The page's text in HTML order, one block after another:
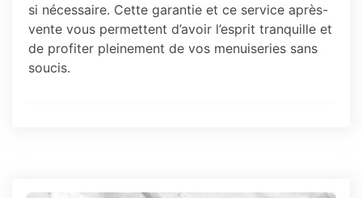
si nécessaire. Cette garantie et ce service après-
vente vous permettent d’avoir l’esprit tranquille et
de profiter pleinement de vos menuiseries sans
soucis.